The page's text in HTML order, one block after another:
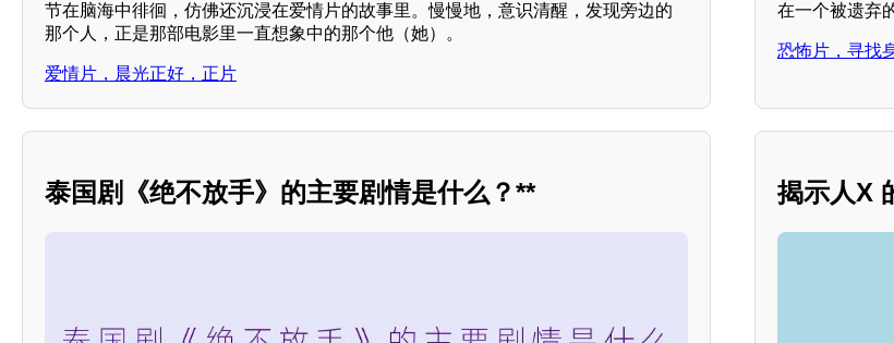
节在脑海中徘徊，仿佛还沉浸在爱情片的故事里。慢慢地，意识清醒，发现旁边的
那个人，正是那部电影里一直想象中的那个他（她）。
爱情片，晨光正好，正片
在一个被遗弃
恐怖片，寻找
泰国剧《绝不放手》的主要剧情是什么？** 揭示人X